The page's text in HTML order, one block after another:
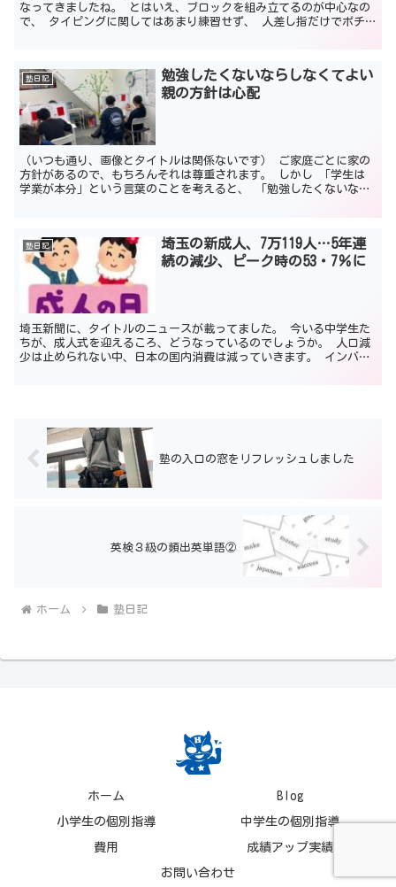
なってきましたね。 とはいえ、ブロックを組み立てるのが中心なの
で、 タイピングに関してはあまり練習せず、 人差し指だけでポチ
塾日記
勉強したくないならしなくてよい
親の方針は心配
（いつも通り、画像とタイトルは関係ないです） ご家庭ごとに家の
方針があるので、もちろんそれは尊重されます。 しかし 「学生は
学業が本分」という言葉のことを考えると、 「勉強したくないなら
塾日記
埼玉の新成人、7万119人…5年連
続の減少、ピーク時の53・7％に
埼玉新聞に、タイトルのニュースが載ってました。 今いる中学生た
ちが、成人式を迎えるころ、どうなっているのでしょうか。 人口減
少は止められない中、日本の国内消費は減っていきます。 インバウ
塾の入口の窓をリフレッシュしました
英検３級の頻出英単語②
ホーム 塾日記
ホーム Blog
小学生の個別指導 中学生の個別指導
費用 成績アップ実績
お問い合わせ